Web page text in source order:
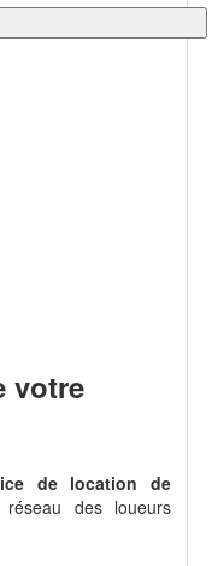
votre
de location de
des loueurs